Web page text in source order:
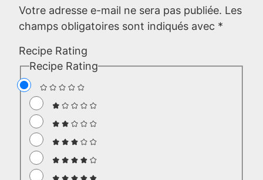
Votre adresse e-mail ne sera pas publiée. Les
champs obligatoires sont indiqués avec *
Recipe Rating
Recipe Rating